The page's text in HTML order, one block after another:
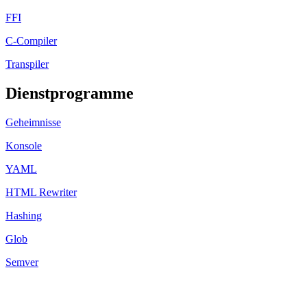
FFI
C-Compiler
Transpiler
Dienstprogramme
Geheimnisse
Konsole
YAML
HTML Rewriter
Hashing
Glob
Semver